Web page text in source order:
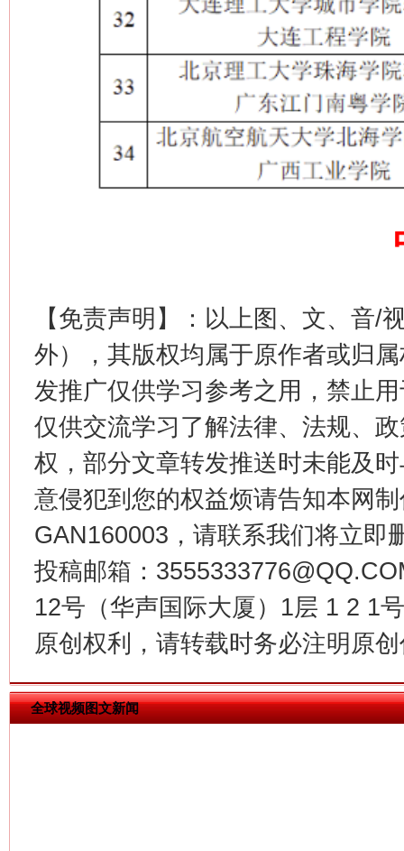
【免责声明】：以上图、文、音/
外），其版权均属于原作者或归
发推广仅供学习参考之用，禁止
仅供交流学习了解法律、法规、
权，部分文章转发推送时未能及
意侵犯到您的权益烦请告知本网
GAN160003，请联系我们将立即
投稿邮箱：
12号（华声国际大厦）1层 1 2 1
原创权利，请转载时务必注明原
全球视频图文新闻
这是一记警钟！ 谢
在谋一域中谋全局
今